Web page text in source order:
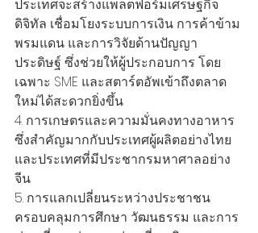
ประเทศจะสร้างแพลตฟอร์มเศรษฐกิจ
ดิจิทัล เชื่อมโยงระบบการเงิน การค้าข้าม
พรมแดน และการวิจัยด้านปัญญา
ประดิษฐ์ ซึ่งช่วยให้ผู้ประกอบการ โดย
เฉพาะ SME และสตาร์ตอัพเข้าถึงตลาด
ใหม่ได้สะดวกยิ่งขึ้น
4. การเกษตรและความมั่นคงทางอาหาร
ซึ่งสำคัญมากกับประเทศผู้ผลิตอย่างไทย
และประเทศที่มีประชากรมหาศาลอย่าง
จีน
5. การแลกเปลี่ยนระหว่างประชาชน
ครอบคลุมการศึกษา วัฒนธรรม และการ